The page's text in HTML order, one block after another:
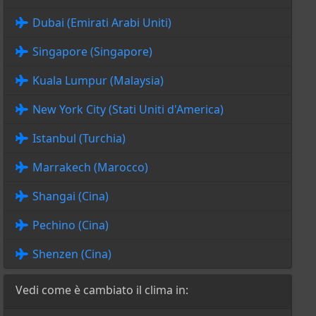
Dubai (Emirati Arabi Uniti)
Singapore (Singapore)
Kuala Lumpur (Malaysia)
New York City (Stati Uniti d'America)
Istanbul (Turchia)
Marrakech (Marocco)
Shangai (Cina)
Pechino (Cina)
Shenzen (Cina)
Vedi come è cambiato il clima in: